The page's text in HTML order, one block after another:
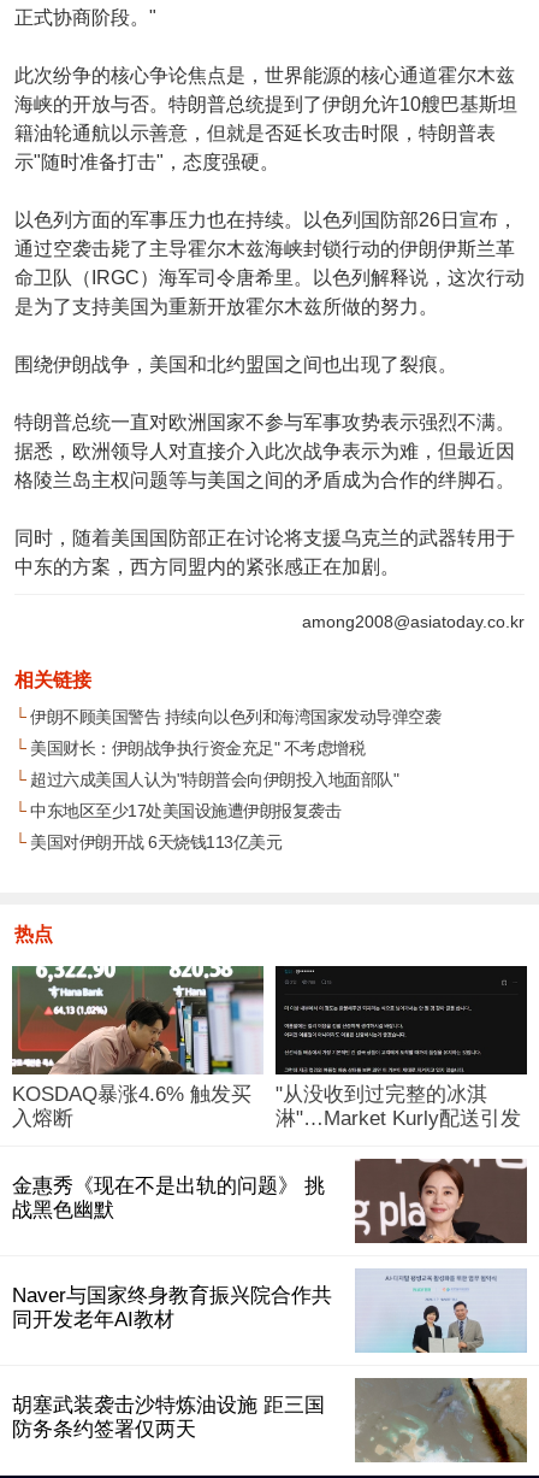
正式协商阶段。"
此次纷争的核心争论焦点是，世界能源的核心通道霍尔木兹
海峡的开放与否。特朗普总统提到了伊朗允许10艘巴基斯坦
籍油轮通航以示善意，但就是否延长攻击时限，特朗普表
示"随时准备打击"，态度强硬。
以色列方面的军事压力也在持续。以色列国防部26日宣布，
通过空袭击毙了主导霍尔木兹海峡封锁行动的伊朗伊斯兰革
命卫队（IRGC）海军司令唐希里。以色列解释说，这次行动
是为了支持美国为重新开放霍尔木兹所做的努力。
围绕伊朗战争，美国和北约盟国之间也出现了裂痕。
特朗普总统一直对欧洲国家不参与军事攻势表示强烈不满。
据悉，欧洲领导人对直接介入此次战争表示为难，但最近因
格陵兰岛主权问题等与美国之间的矛盾成为合作的绊脚石。
同时，随着美国国防部正在讨论将支援乌克兰的武器转用于
中东的方案，西方同盟内的紧张感正在加剧。
among2008@asiatoday.co.kr
相关链接
└伊朗不顾美国警告 持续向以色列和海湾国家发动导弹空袭
└美国财长：伊朗战争执行资金充足" 不考虑增税
└超过六成美国人认为"特朗普会向伊朗投入地面部队"
└中东地区至少17处美国设施遭伊朗报复袭击
└美国对伊朗开战 6天烧钱113亿美元
热点
KOSDAQ暴涨4.6% 触发买
入熔断
"从没收到过完整的冰淇
淋"…Market Kurly配送引发
金惠秀《现在不是出轨的问题》 挑
战黑色幽默
Naver与国家终身教育振兴院合作共
同开发老年AI教材
胡塞武装袭击沙特炼油设施 距三国
防务条约签署仅两天